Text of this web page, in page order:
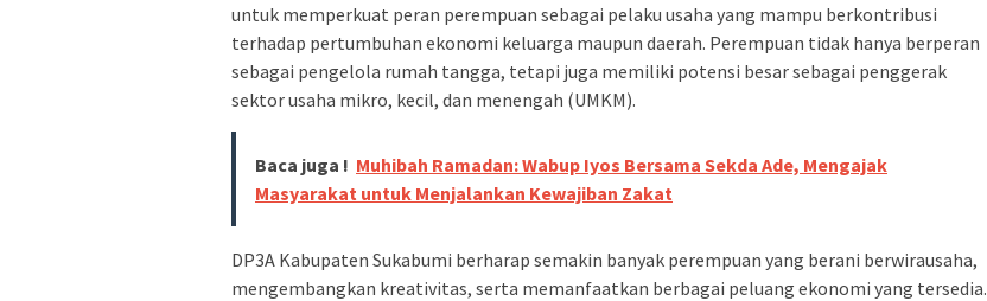
untuk memperkuat peran perempuan sebagai pelaku usaha yang mampu berkontribusi
terhadap pertumbuhan ekonomi keluarga maupun daerah. Perempuan tidak hanya berperan
sebagai pengelola rumah tangga, tetapi juga memiliki potensi besar sebagai penggerak
sektor usaha mikro, kecil, dan menengah (UMKM).
Baca juga ! Muhibah Ramadan: Wabup Iyos Bersama Sekda Ade, Mengajak
Masyarakat untuk Menjalankan Kewajiban Zakat
DP3A Kabupaten Sukabumi berharap semakin banyak perempuan yang berani berwirausaha,
mengembangkan kreativitas, serta memanfaatkan berbagai peluang ekonomi yang tersedia.